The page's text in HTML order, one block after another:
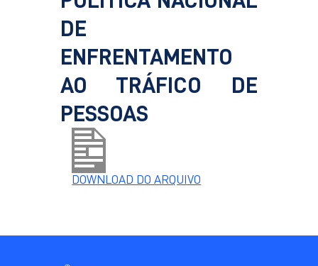
DE
ENFRENTAMENTO
AO TRÁFICO DE
PESSOAS
DOWNLOAD DO ARQUIVO